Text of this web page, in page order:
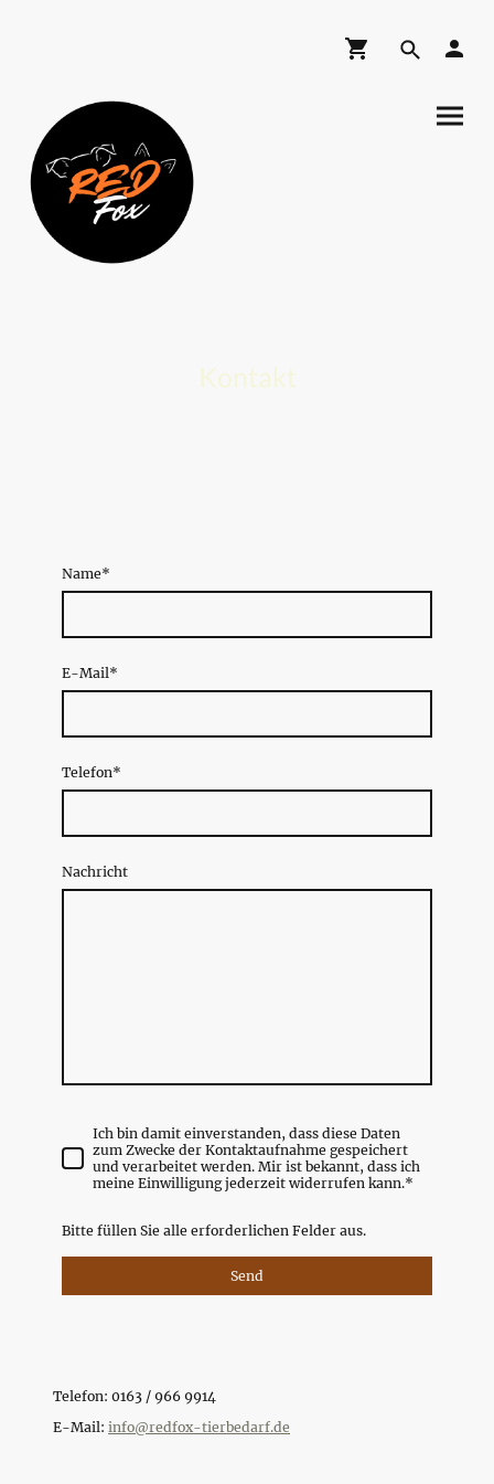
Kontakt
Name*
E-Mail*
Telefon*
Nachricht
Ich bin damit einverstanden, dass diese Daten
zum Zwecke der Kontaktaufnahme gespeichert
und verarbeitet werden. Mir ist bekannt, dass ich
meine Einwilligung jederzeit widerrufen kann.*
Bitte füllen Sie alle erforderlichen Felder aus.
Send
Telefon: 0163 / 966 9914
E-Mail: info@redfox-tierbedarf.de